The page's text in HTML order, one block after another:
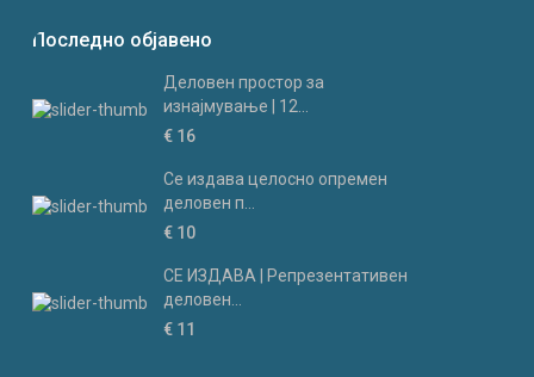
Последно објавено
Деловен простор за
изнајмување | 12...
€ 16
Се издава целосно опремен
деловен п...
€ 10
СЕ ИЗДАВА | Репрезентативен
деловен...
€ 11